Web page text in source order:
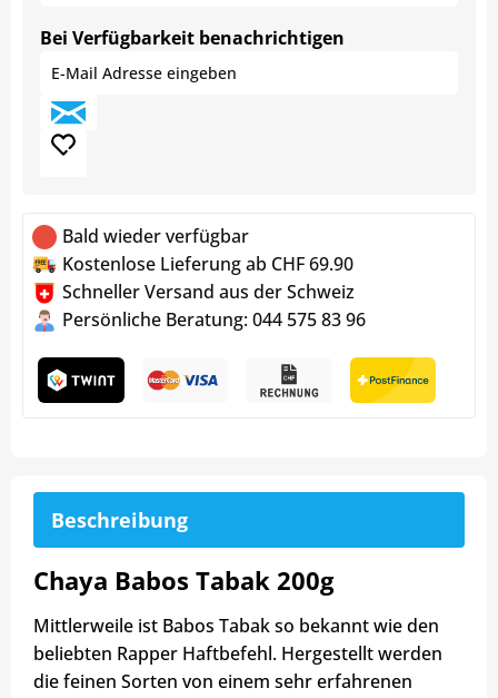
Bei Verfügbarkeit benachrichtigen
Bald wieder verfügbar
Kostenlose Lieferung ab CHF 69.90
Schneller Versand aus der Schweiz
Persönliche Beratung: 044 575 83 96
Beschreibung
Chaya Babos Tabak 200g
Mittlerweile ist Babos Tabak so bekannt wie den
beliebten Rapper Haftbefehl. Hergestellt werden
die feinen Sorten von einem sehr erfahrenen